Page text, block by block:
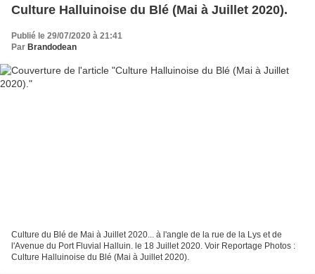
Culture Halluinoise du Blé (Mai à Juillet 2020).
Publié le 29/07/2020 à 21:41
Par Brandodean
Culture du Blé de Mai à Juillet 2020... à l'angle de la rue de la Lys et de
l'Avenue du Port Fluvial Halluin. le 18 Juillet 2020. Voir Reportage Photos :
Culture Halluinoise du Blé (Mai à Juillet 2020).